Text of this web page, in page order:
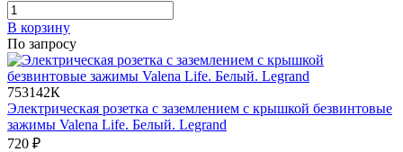
В корзинy
По запросу
753142К
Электрическая розетка с заземлением с крышкой безвинтовые
зажимы Valena Life. Белый. Legrand
720 ₽